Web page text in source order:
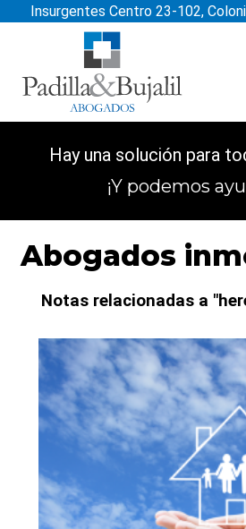
Insurgentes Centro 23-102,
Hay una solución para
¡Y podemos
Abogados
Notas relacionadas a